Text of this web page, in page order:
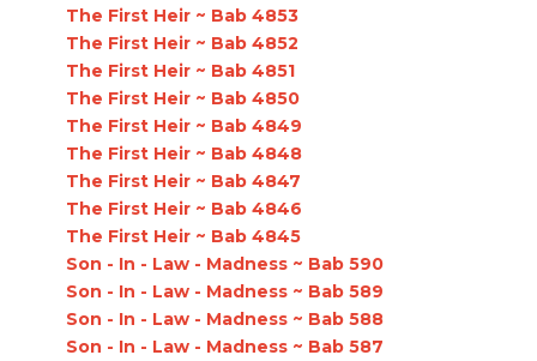
The First Heir ~ Bab 4853
The First Heir ~ Bab 4852
The First Heir ~ Bab 4851
The First Heir ~ Bab 4850
The First Heir ~ Bab 4849
The First Heir ~ Bab 4848
The First Heir ~ Bab 4847
The First Heir ~ Bab 4846
The First Heir ~ Bab 4845
Son - In - Law - Madness ~ Bab 590
Son - In - Law - Madness ~ Bab 589
Son - In - Law - Madness ~ Bab 588
Son - In - Law - Madness ~ Bab 587